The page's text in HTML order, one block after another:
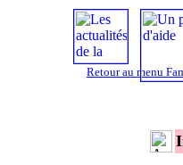
Retour au menu